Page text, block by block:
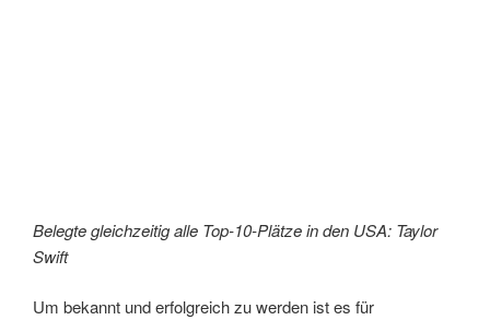
Belegte gleichzeitig alle Top-10-Plätze in den USA: Taylor
Swift
Um bekannt und erfolgreich zu werden ist es für